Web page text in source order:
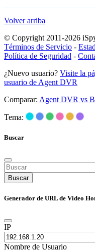
Volver arriba
© Copyright 2011-2026
Términos de Servicio -
Política de Seguridad -
¿Nuevo usuario? Visite la
usuario de Agent DVR
Comparar: Agent DVR vs
Tema:
Buscar
Buscar
Generador de URL de Video
IP
Nombre de Usuario